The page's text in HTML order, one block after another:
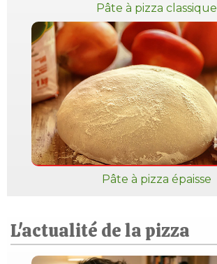
Pâte à pizza classique
Pâte à pizza épaisse
L'actualité de la pizza